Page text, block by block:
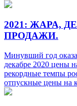
2021: ЖАРА,
ПРОДАЖИ.
Минувший год
декабре 2020 цены
рекордные темпы
отпускные цены на